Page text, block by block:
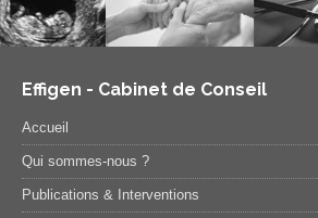
Effigen - Cabinet de Conseil
Accueil
Qui sommes-nous ?
Publications & Interventions